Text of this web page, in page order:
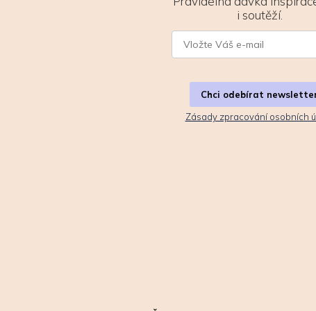
i soutěží.
Chci odebírat
Zásady zpracování osobních